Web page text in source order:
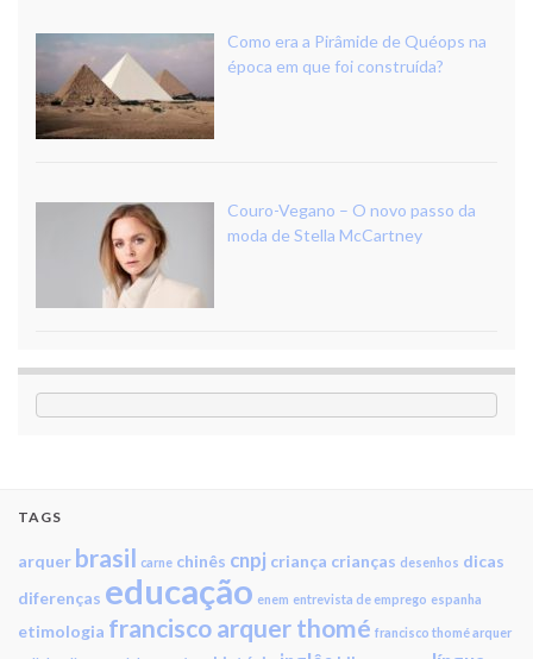
Como era a Pirâmide de Quéops na
época em que foi construída?
Couro-Vegano – O novo passo da
moda de Stella McCartney
TAGS
arquer brasil carne chinês cnpj criança crianças desenhos dicas
diferenças educação enem entrevista de emprego espanha
etimologia francisco arquer thomé francisco thomé arquer